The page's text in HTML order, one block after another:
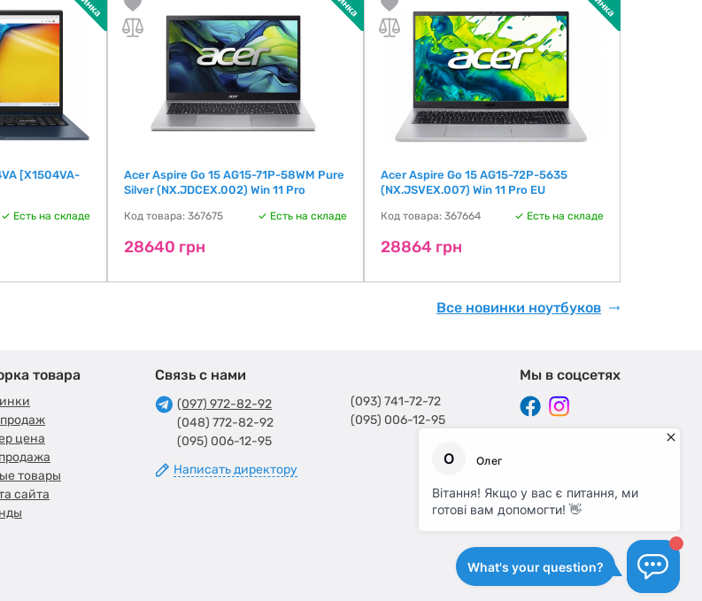
[X1504VA-
Есть на складе
Acer Aspire Go 15 AG15-71P-58WM Pure
Silver (NX.JDCEX.002) Win 11 Pro
Код товара: 367675 Есть на складе
28640 грн
Acer Aspire Go 15 AG15-72P-5635
(NX.JSVEX.007) Win 11 Pro EU
Код товара: 367664 Есть на складе
28864 грн
Все новинки ноутбуков
товара
цена
товары
сайта
Связь с нами
(097) 972-82-92
(048) 772-82-92
(095) 006-12-95
Написать директору
(093) 741-72-72
(095) 006-12-95
Мы в соцсетях